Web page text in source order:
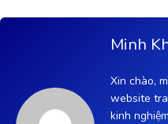
Minh
Xin chào,
website
kinh